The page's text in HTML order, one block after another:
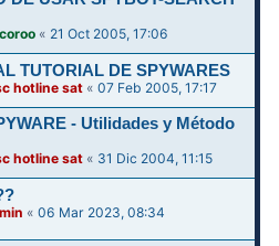
« 21 Oct 2005, 17:06
TUTORIAL DE SPYWARES
hotline sat «07 Feb 2005, 17:17
- Utilidades y Método
hotline sat « 31 Dic 2004, 11:15
«06 Mar 2023, 08:34